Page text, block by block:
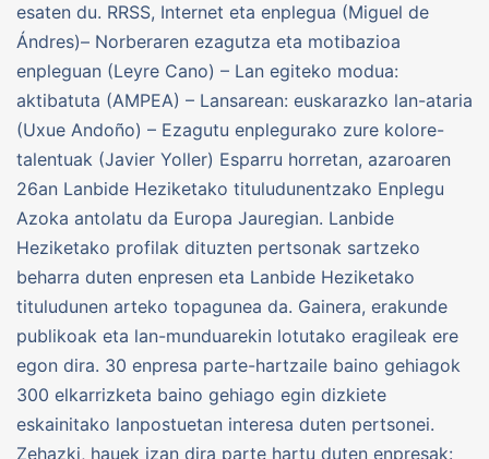
esaten du. RRSS, Internet eta enplegua (Miguel de
Ándres)– Norberaren ezagutza eta motibazioa
enpleguan (Leyre Cano) – Lan egiteko modua:
aktibatuta (AMPEA) – Lansarean: euskarazko lan-ataria
(Uxue Andoño) – Ezagutu enplegurako zure kolore-
talentuak (Javier Yoller) Esparru horretan, azaroaren
26an Lanbide Heziketako tituludunentzako Enplegu
Azoka antolatu da Europa Jauregian. Lanbide
Heziketako profilak dituzten pertsonak sartzeko
beharra duten enpresen eta Lanbide Heziketako
tituludunen arteko topagunea da. Gainera, erakunde
publikoak eta lan-munduarekin lotutako eragileak ere
egon dira. 30 enpresa parte-hartzaile baino gehiagok
300 elkarrizketa baino gehiago egin dizkiete
eskainitako lanpostuetan interesa duten pertsonei.
Zehazki, hauek izan dira parte hartu duten enpresak: